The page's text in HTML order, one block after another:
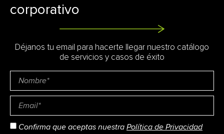
corporativo
Déjanos tu email para hacerte llegar nuestro catálogo
de servicios y casos de éxito
Confirma que aceptas nuestra Política de Privacidad